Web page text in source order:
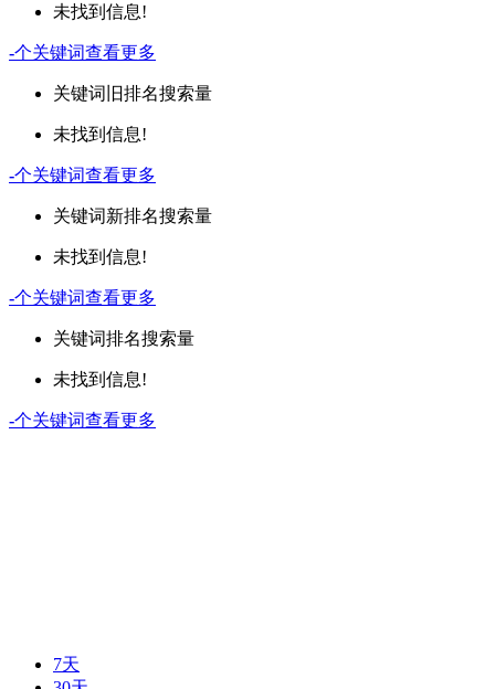
未找到信息!
-个关键词查看更多
关键词 旧排名搜索量
未找到信息!
-个关键词查看更多
关键词新排名搜索量
未找到信息!
-个关键词查看更多
关键词排名搜索量
未找到信息!
-个关键词查看更多
7天